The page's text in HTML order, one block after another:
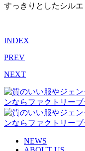
すっきりとしたシルエ
INDEX
PREV
NEXT
NEWS